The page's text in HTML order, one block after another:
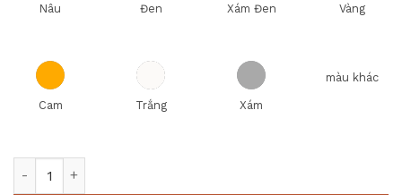
Nâu Đen Xám Đen Vàng
Cam Trắng Xám
màu khác